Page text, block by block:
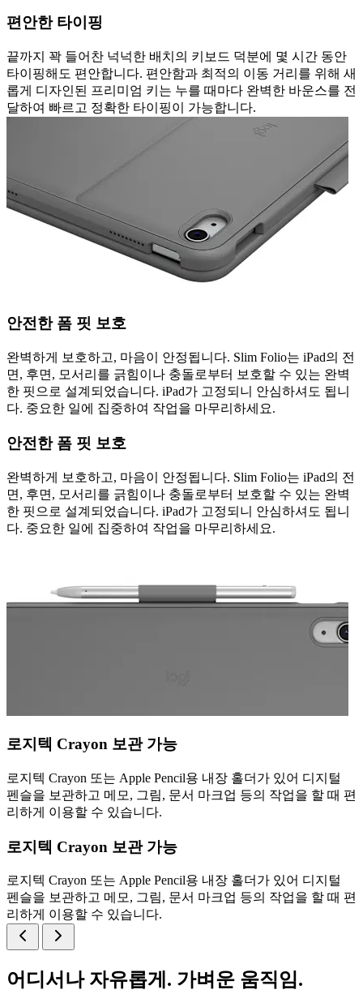
편안한 타이핑
끝까지 꽉 들어찬 넉넉한 배치의 키보드 덕분에 몇 시간 동안
타이핑해도 편안합니다. 편안함과 최적의 이동 거리를 위해 새
롭게 디자인된 프리미엄 키는 누를 때마다 완벽한 바운스를 전
달하여 빠르고 정확한 타이핑이 가능합니다.
안전한 폼 핏 보호
완벽하게 보호하고, 마음이 안정됩니다. Slim Folio는 iPad의 전
면, 후면, 모서리를 긁힘이나 충돌로부터 보호할 수 있는 완벽
한 핏으로 설계되었습니다. iPad가 고정되니 안심하셔도 됩니
다. 중요한 일에 집중하여 작업을 마무리하세요.
안전한 폼 핏 보호
완벽하게 보호하고, 마음이 안정됩니다. Slim Folio는 iPad의 전
면, 후면, 모서리를 긁힘이나 충돌로부터 보호할 수 있는 완벽
한 핏으로 설계되었습니다. iPad가 고정되니 안심하셔도 됩니
다. 중요한 일에 집중하여 작업을 마무리하세요.
로지텍 Crayon 보관 가능
로지텍 Crayon 또는 Apple Pencil용 내장 홀더가 있어 디지털
펜슬을 보관하고 메모, 그림, 문서 마크업 등의 작업을 할 때 편
리하게 이용할 수 있습니다.
로지텍 Crayon 보관 가능
로지텍 Crayon 또는 Apple Pencil용 내장 홀더가 있어 디지털
펜슬을 보관하고 메모, 그림, 문서 마크업 등의 작업을 할 때 편
리하게 이용할 수 있습니다.
어디서나 자유롭게. 가벼운 움직임.